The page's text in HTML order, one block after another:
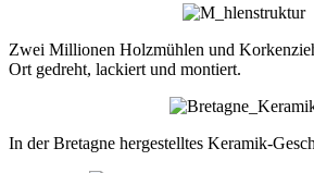
Zwei Millionen Holzmühlen und
Ort gedreht, lackiert und montiert.
In der Bretagne hergestelltes Keramik-